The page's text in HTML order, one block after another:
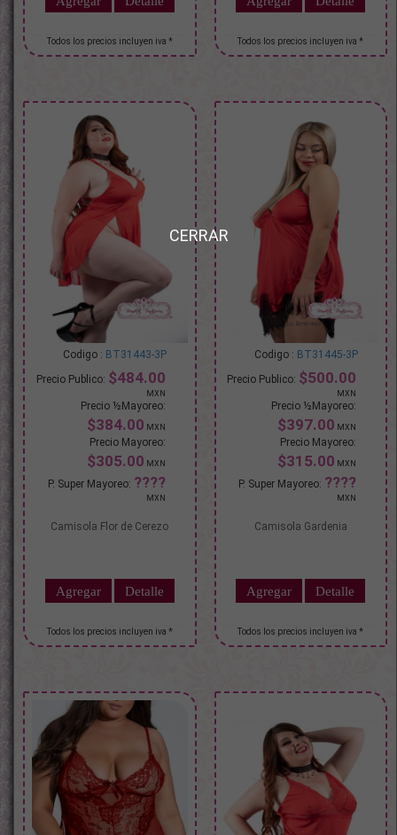
CERRAR
BT31443-3P
$484.00
$384.00
$305.00
Camisola Flor de Cerezo
BT31445-3P
$500.00
$397.00
$315.00
Camisola Gardenia